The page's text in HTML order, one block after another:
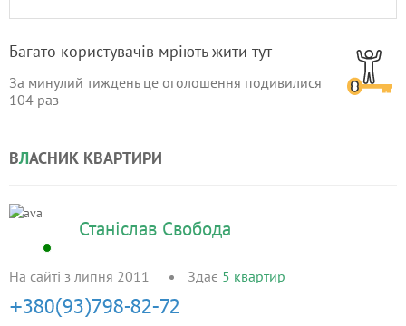
Багато користувачів мріють жити тут
За минулий тиждень це оголошення подивилися
104 раз
ВЛАСНИК КВАРТИРИ
Станіслав Свобода
На сайті з липня 2011 Здає 5 квартир